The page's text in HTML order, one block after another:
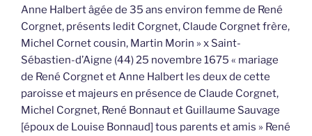
Anne Halbert âgée de 35 ans environ femme de René
Corgnet, présents ledit Corgnet, Claude Corgnet frère,
Michel Cornet cousin, Martin Morin » x Saint-
Sébastien-d’Aigne (44) 25 novembre 1675 « mariage
de René Corgnet et Anne Halbert les deux de cette
paroisse et majeurs en présence de Claude Corgnet,
Michel Corgnet, René Bonnaut et Guillaume Sauvage
[époux de Louise Bonnaud] tous parents et amis » René